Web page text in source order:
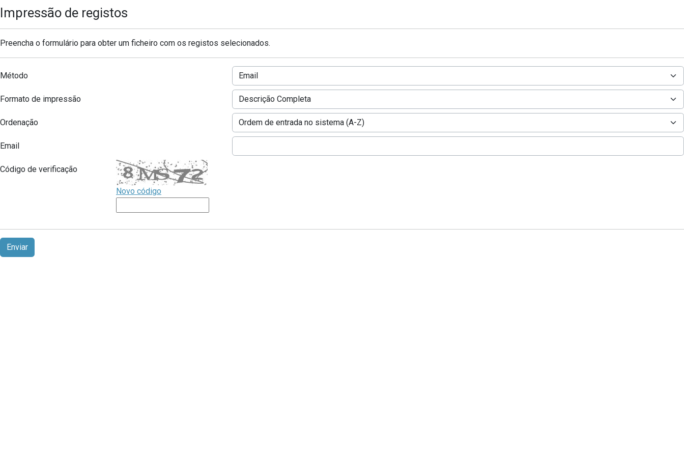
Impressão de registos
Preencha o formulário para obter um ficheiro com os registos selecionados.
Método
Formato de impressão
Ordenação
Email
Código de verificação
Novo código